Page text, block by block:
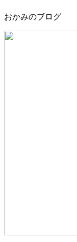
おかみのブログ